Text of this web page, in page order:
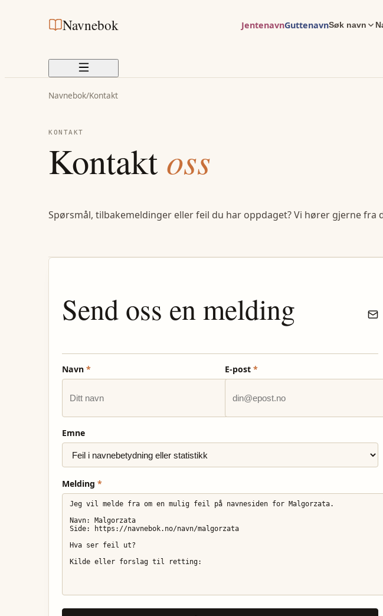
Navnebok JentenavnGuttenavnSøk navn
Navnebok/Kontakt
KONTAKT
Kontakt oss
Spørsmål, tilbakemeldinger eller feil du har oppdaget? Vi hører gjerne fra
Send oss en melding
Navn * E-post *
Emne
Melding *